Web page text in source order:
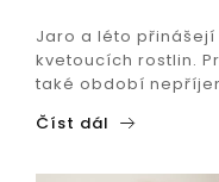
Jaro a léto
kvetoucích rostlin.
také období
Číst dál